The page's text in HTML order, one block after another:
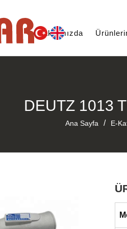
Hakkımızda
DEUTZ 1013
Ana Sayfa / E-